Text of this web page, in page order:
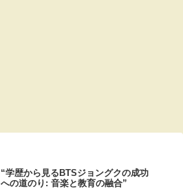
“学歴から見るBTSジョングクの成功
への道のり: 音楽と教育の融合”